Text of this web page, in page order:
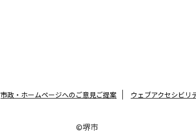
市政・ホームページへのご意見ご提案 ウェブアクセシビリ
©堺市